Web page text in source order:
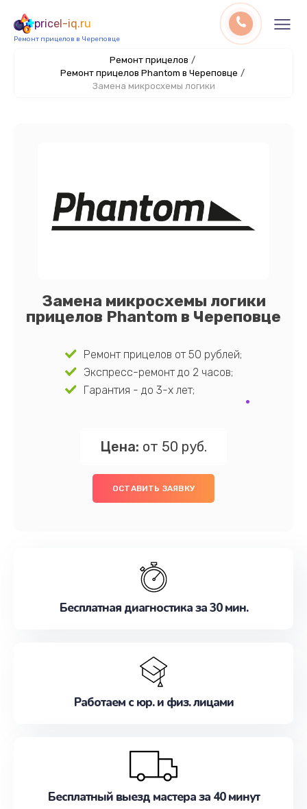
pricel-iq.ru
Ремонт прицелов в Череповце
Ремонт прицелов /
Ремонт прицелов Phantom в Череповце /
Замена микросхемы логики
Замена микросхемы логики
прицелов Phantom в Череповце
Ремонт прицелов от 50 рублей;
Экспресс-ремонт до 2 часов;
Гарантия - до 3-х лет;
Цена: от 50 руб.
ОСТАВИТЬ ЗАЯВКУ
Бесплатная диагностика за 30 мин.
Работаем с юр. и физ. лицами
Бесплатный выезд мастера за 40 минут